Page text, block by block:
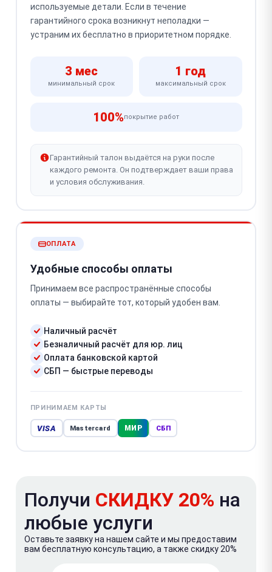
используемые детали. Если в течение
гарантийного срока возникнут неполадки —
устраним их бесплатно в приоритетном порядке.
3 мес
минимальный срок
1 год
максимальный срок
100%покрытие работ
Гарантийный талон выдаётся на руки после
каждого ремонта. Он подтверждает ваши права
и условия обслуживания.
ОПЛАТА
Удобные способы оплаты
Принимаем все распространённые способы
оплаты — выбирайте тот, который удобен вам.
Наличный расчёт
Безналичный расчёт для юр. лиц
Оплата банковской картой
СБП — быстрые переводы
ПРИНИМАЕМ КАРТЫ
VISA Mastercard МИР СБП
Получи СКИДКУ 20% на
любые услуги
Оставьте заявку на нашем сайте и мы предоставим
вам бесплатную консультацию, а также скидку 20%